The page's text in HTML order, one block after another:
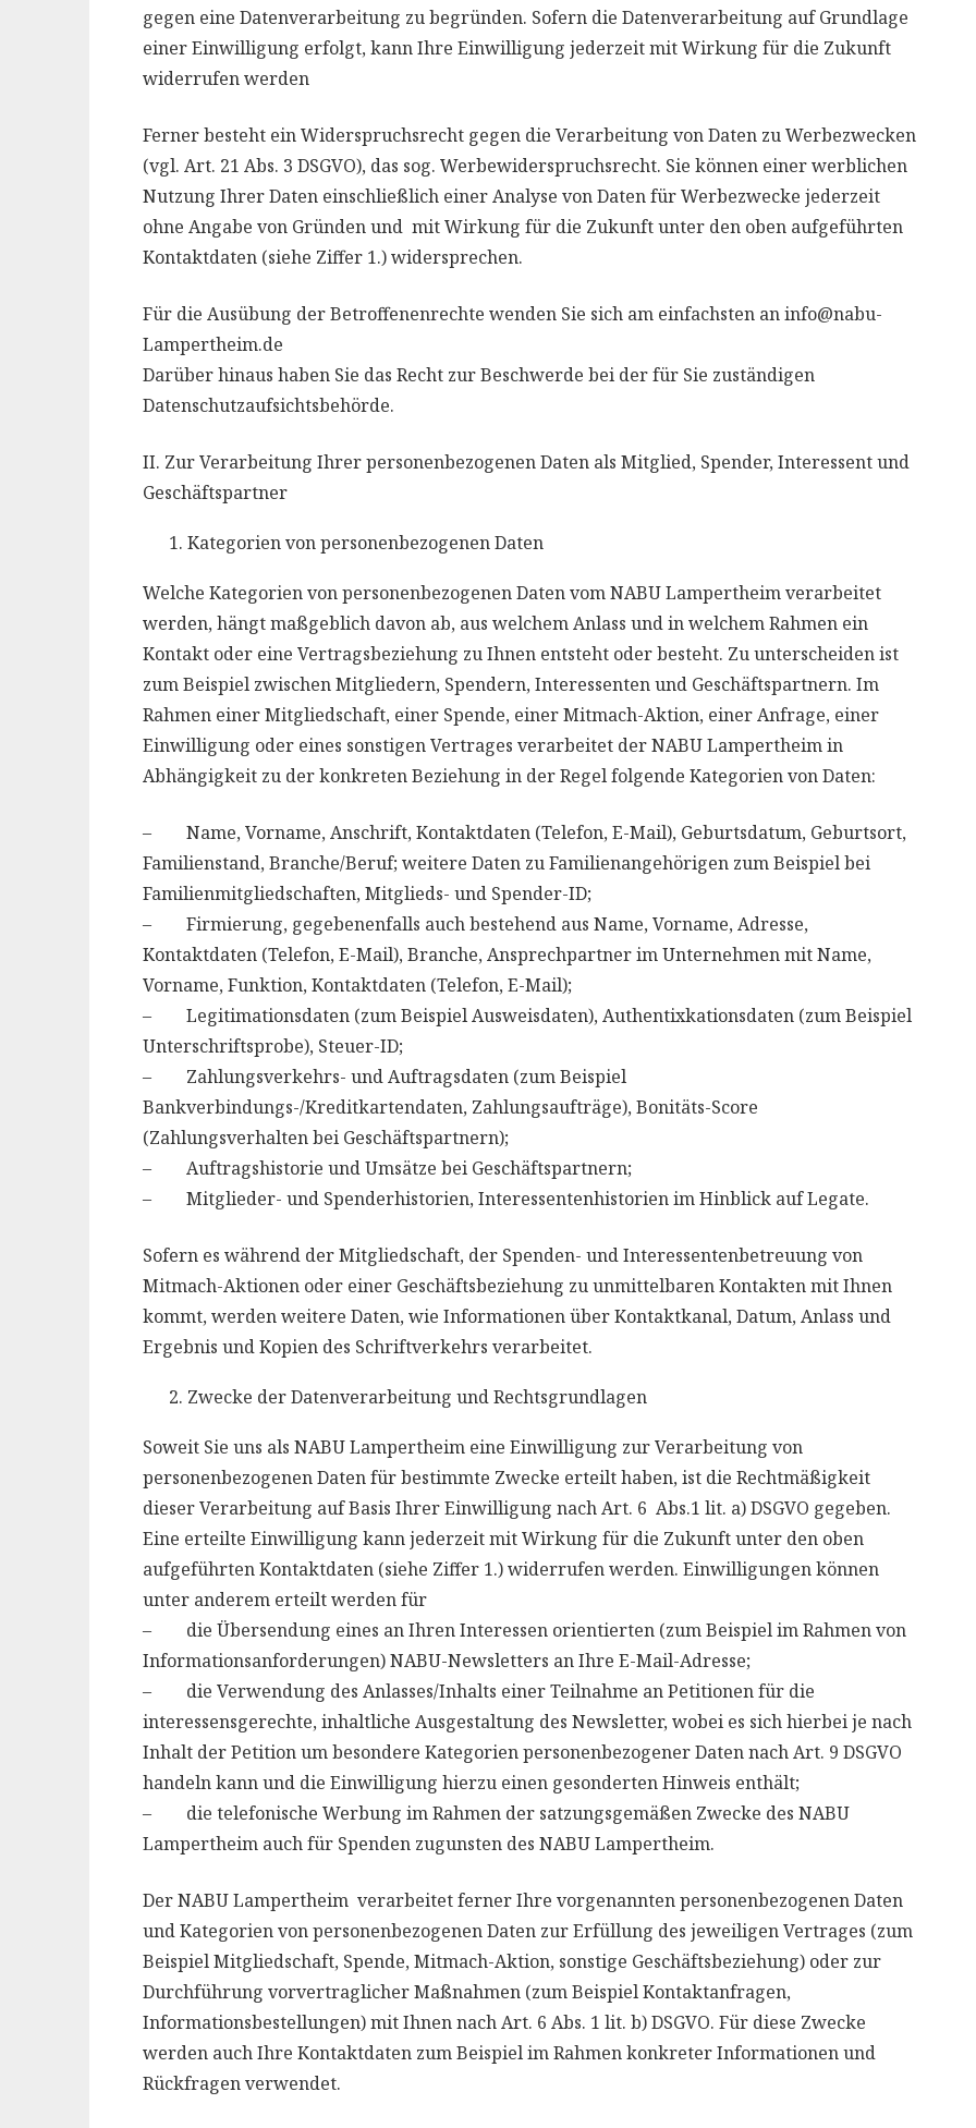
gegen eine Datenverarbeitung zu begründen. Sofern die Datenverarbeitung auf Grundlage
einer Einwilligung erfolgt, kann Ihre Einwilligung jederzeit mit Wirkung für die Zukunft
widerrufen werden
Ferner besteht ein Widerspruchsrecht gegen die Verarbeitung von Daten zu Werbezwecken
(vgl. Art. 21 Abs. 3 DSGVO), das sog. Werbewiderspruchsrecht. Sie können einer werblichen
Nutzung Ihrer Daten einschließlich einer Analyse von Daten für Werbezwecke jederzeit
ohne Angabe von Gründen und mit Wirkung für die Zukunft unter den oben aufgeführten
Kontaktdaten (siehe Ziffer 1.) widersprechen.
Für die Ausübung der Betroffenenrechte wenden Sie sich am einfachsten an info@nabu-
Lampertheim.de
Darüber hinaus haben Sie das Recht zur Beschwerde bei der für Sie zuständigen
Datenschutzaufsichtsbehörde.
II. Zur Verarbeitung Ihrer personenbezogenen Daten als Mitglied, Spender, Interessent und
Geschäftspartner
Kategorien von personenbezogenen Daten
Welche Kategorien von personenbezogenen Daten vom NABU Lampertheim verarbeitet
werden, hängt maßgeblich davon ab, aus welchem Anlass und in welchem Rahmen ein
Kontakt oder eine Vertragsbeziehung zu Ihnen entsteht oder besteht. Zu unterscheiden ist
zum Beispiel zwischen Mitgliedern, Spendern, Interessenten und Geschäftspartnern. Im
Rahmen einer Mitgliedschaft, einer Spende, einer Mitmach-Aktion, einer Anfrage, einer
Einwilligung oder eines sonstigen Vertrages verarbeitet der NABU Lampertheim in
Abhängigkeit zu der konkreten Beziehung in der Regel folgende Kategorien von Daten:
– Name, Vorname, Anschrift, Kontaktdaten (Telefon, E-Mail), Geburtsdatum, Geburtsort,
Familienstand, Branche/Beruf; weitere Daten zu Familienangehörigen zum Beispiel bei
Familienmitgliedschaften, Mitglieds- und Spender-ID;
– Firmierung, gegebenenfalls auch bestehend aus Name, Vorname, Adresse,
Kontaktdaten (Telefon, E-Mail), Branche, Ansprechpartner im Unternehmen mit Name,
Vorname, Funktion, Kontaktdaten (Telefon, E-Mail);
– Legitimationsdaten (zum Beispiel Ausweisdaten), Authentixkationsdaten (zum Beispiel
Unterschriftsprobe), Steuer-ID;
– Zahlungsverkehrs- und Auftragsdaten (zum Beispiel
Bankverbindungs-/Kreditkartendaten, Zahlungsaufträge), Bonitäts-Score
(Zahlungsverhalten bei Geschäftspartnern);
– Auftragshistorie und Umsätze bei Geschäftspartnern;
– Mitglieder- und Spenderhistorien, Interessentenhistorien im Hinblick auf Legate.
Sofern es während der Mitgliedschaft, der Spenden- und Interessentenbetreuung von
Mitmach-Aktionen oder einer Geschäftsbeziehung zu unmittelbaren Kontakten mit Ihnen
kommt, werden weitere Daten, wie Informationen über Kontaktkanal, Datum, Anlass und
Ergebnis und Kopien des Schriftverkehrs verarbeitet.
Zwecke der Datenverarbeitung und Rechtsgrundlagen
Soweit Sie uns als NABU Lampertheim eine Einwilligung zur Verarbeitung von
personenbezogenen Daten für bestimmte Zwecke erteilt haben, ist die Rechtmäßigkeit
dieser Verarbeitung auf Basis Ihrer Einwilligung nach Art. 6 Abs.1 lit. a) DSGVO gegeben.
Eine erteilte Einwilligung kann jederzeit mit Wirkung für die Zukunft unter den oben
aufgeführten Kontaktdaten (siehe Ziffer 1.) widerrufen werden. Einwilligungen können
unter anderem erteilt werden für
– die Übersendung eines an Ihren Interessen orientierten (zum Beispiel im Rahmen von
Informationsanforderungen) NABU-Newsletters an Ihre E-Mail-Adresse;
– die Verwendung des Anlasses/Inhalts einer Teilnahme an Petitionen für die
interessensgerechte, inhaltliche Ausgestaltung des Newsletter, wobei es sich hierbei je nach
Inhalt der Petition um besondere Kategorien personenbezogener Daten nach Art. 9 DSGVO
handeln kann und die Einwilligung hierzu einen gesonderten Hinweis enthält;
– die telefonische Werbung im Rahmen der satzungsgemäßen Zwecke des NABU
Lampertheim auch für Spenden zugunsten des NABU Lampertheim.
Der NABU Lampertheim verarbeitet ferner Ihre vorgenannten personenbezogenen Daten
und Kategorien von personenbezogenen Daten zur Erfüllung des jeweiligen Vertrages (zum
Beispiel Mitgliedschaft, Spende, Mitmach-Aktion, sonstige Geschäftsbeziehung) oder zur
Durchführung vorvertraglicher Maßnahmen (zum Beispiel Kontaktanfragen,
Informationsbestellungen) mit Ihnen nach Art. 6 Abs. 1 lit. b) DSGVO. Für diese Zwecke
werden auch Ihre Kontaktdaten zum Beispiel im Rahmen konkreter Informationen und
Rückfragen verwendet.